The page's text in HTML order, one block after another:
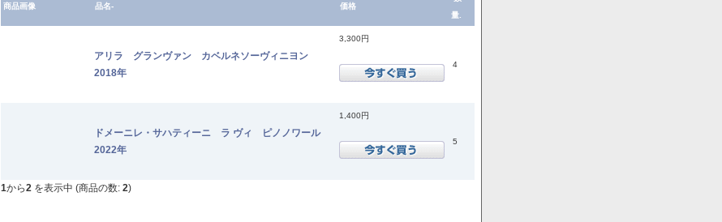
商品画像 品名- 価格
量.
アリラ グランヴァン カベルネソーヴィニヨン
2018年
3,300円
4
ドメーニレ・サハティーニ ラ ヴィ ピノノワール
2022年
1,400円
5
1から2 を表示中 (商品の数: 2)